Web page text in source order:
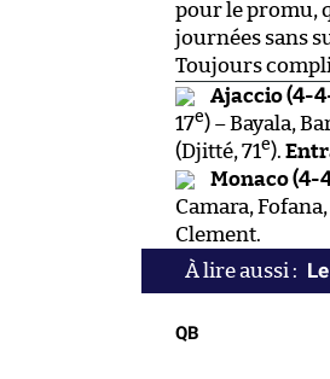
pour le promu,
journées sans
Toujours
Ajaccio (4-
17e) – Bayala,
(Djitté, 71e).
Monaco (4-
Camara,
Clement.
QB